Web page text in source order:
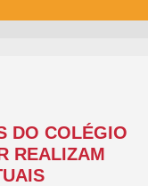
DO COLÉGIO
REALIZAM